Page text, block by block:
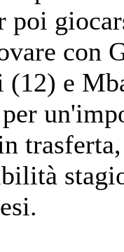
poi
con
(12) e